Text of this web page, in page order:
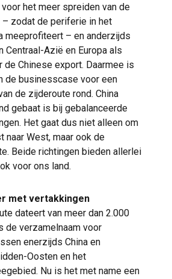
het meer spreiden van de
– zodat de periferie in het
meeprofiteert – en anderzijds
Centraal-Azië en Europa als
Chinese export. Daarmee is
de businesscase voor een
de zijderoute rond. China
gebaat is bij gebalanceerde
Het gaat dus niet alleen om
naar West, maar ook de
Beide richtingen bieden allerlei
voor ons land.
met vertakkingen
dateert van meer dan 2.000
de verzamelnaam voor
enerzijds China en
Oosten en het
Nu is het met name een